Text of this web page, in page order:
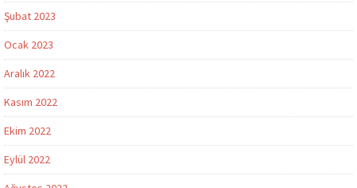
Şubat 2023
Ocak 2023
Aralık 2022
Kasım 2022
Ekim 2022
Eylül 2022